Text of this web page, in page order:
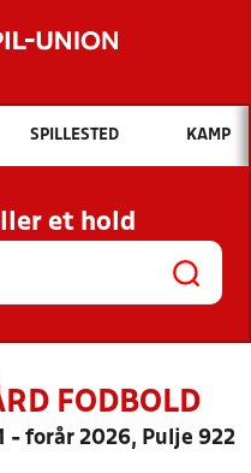
Hvad vil du søge efter?
OG NYHEDER
KLUBBER OG
SPILLESTED KAMP
et hold
FODBOLD
- forår 2026, Pulje 922